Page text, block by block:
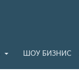
ШОУ БИЗНИС